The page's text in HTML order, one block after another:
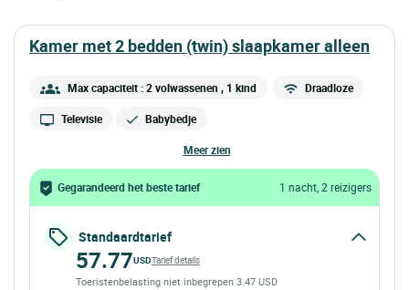
kamer met 2 bedden (twin) slaapkamer alleen
Max capaciteit : 2 volwassenen , 1 kind Draadloze
Televisie Babybedje
meer zien
Gegarandeerd het beste tarief 1 nacht, 2 reizigers
Standaardtarief
57.77USDTarief details
Toeristenbelasting niet inbegrepen 3.47 USD